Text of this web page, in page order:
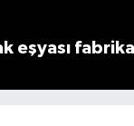
eşyası